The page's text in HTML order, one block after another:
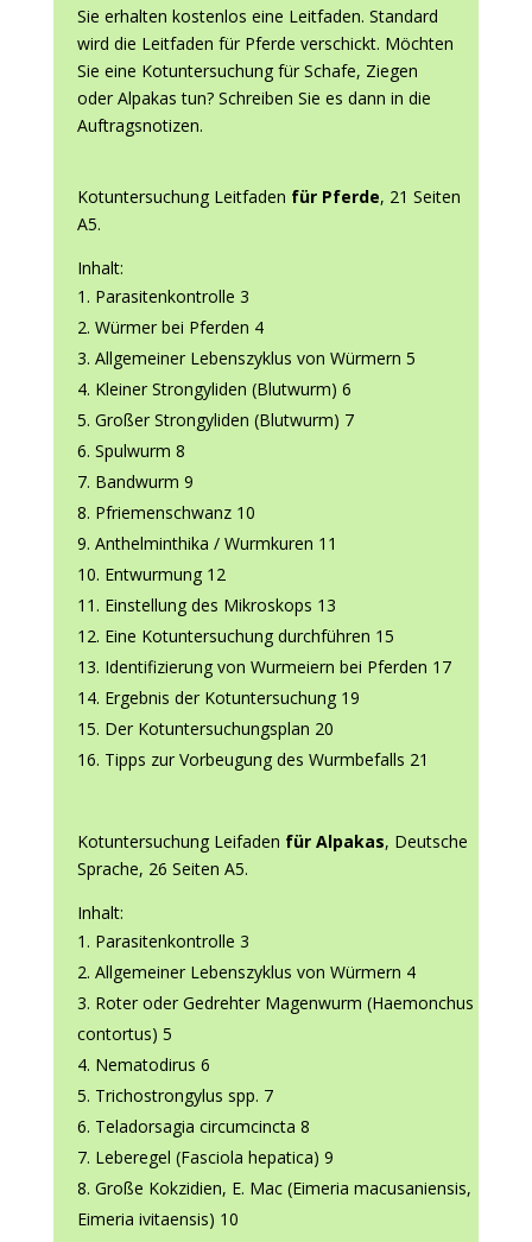
Sie erhalten kostenlos eine Leitfaden. Standard
wird die Leitfaden für Pferde verschickt. Möchten
Sie eine Kotuntersuchung für Schafe, Ziegen
oder Alpakas tun? Schreiben Sie es dann in die
Auftragsnotizen.
Kotuntersuchung Leitfaden für Pferde, 21 Seiten
A5.
Inhalt:
Parasitenkontrolle 3
Würmer bei Pferden 4
Allgemeiner Lebenszyklus von Würmern 5
Kleiner Strongyliden (Blutwurm) 6
Großer Strongyliden (Blutwurm) 7
Spulwurm 8
Bandwurm 9
Pfriemenschwanz 10
Anthelminthika / Wurmkuren 11
Entwurmung 12
Einstellung des Mikroskops 13
Eine Kotuntersuchung durchführen 15
Identifizierung von Wurmeiern bei Pferden 17
Ergebnis der Kotuntersuchung 19
Der Kotuntersuchungsplan 20
Tipps zur Vorbeugung des Wurmbefalls 21
Kotuntersuchung Leifaden für Alpakas, Deutsche
Sprache, 26 Seiten A5.
Inhalt:
Parasitenkontrolle 3
Allgemeiner Lebenszyklus von Würmern 4
Roter oder Gedrehter Magenwurm (Haemonchus
contortus) 5
Nematodirus 6
Trichostrongylus spp. 7
Teladorsagia circumcincta 8
Leberegel (Fasciola hepatica) 9
Große Kokzidien, E. Mac (Eimeria macusaniensis,
Eimeria ivitaensis) 10